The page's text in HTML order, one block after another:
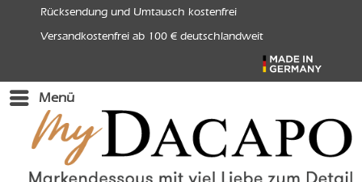
Rücksendung und Umtausch kostenfrei
Versandkostenfrei ab 100 € deutschlandweit
Menü